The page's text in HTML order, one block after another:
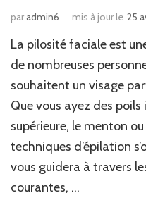
paradmin6 mis à jour le 25
La pilosité faciale est
de nombreuses
souhaitent un visage
Que vous ayez des
supérieure, le menton
techniques d’épilation
vous guidera à travers
courantes, …